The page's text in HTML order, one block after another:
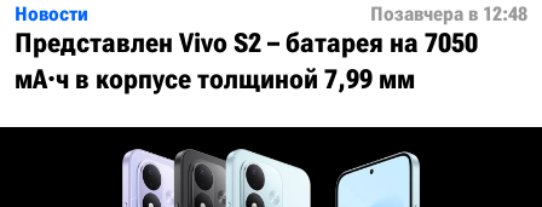
Новости Позавчера в 12:48
Представлен Vivo S2 – батарея на 7050
мА·ч в корпусе толщиной 7,99 мм